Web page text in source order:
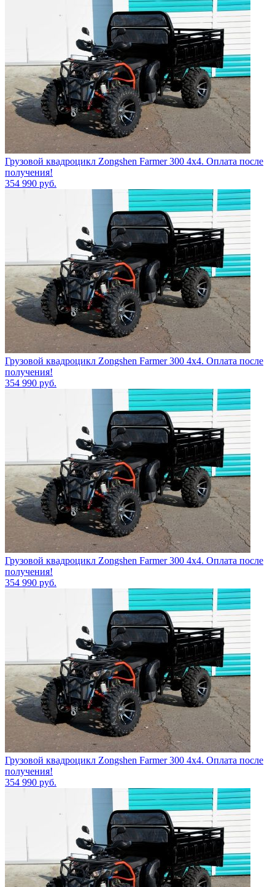
Грузовой квадроцикл Zongshen Farmer 300 4х4. Оплата после
получения!
354 990 руб.
Грузовой квадроцикл Zongshen Farmer 300 4х4. Оплата после
получения!
354 990 руб.
Грузовой квадроцикл Zongshen Farmer 300 4х4. Оплата после
получения!
354 990 руб.
Грузовой квадроцикл Zongshen Farmer 300 4х4. Оплата после
получения!
354 990 руб.